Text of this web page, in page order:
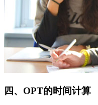
四、OPT的时间计算